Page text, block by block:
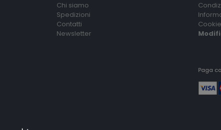
Chi siamo
Spedizioni
Contatti
Newsletter
Paga